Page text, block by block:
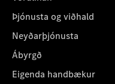
Þjónusta og viðhald
Neyðarþjónusta
Ábyrgð
Eigenda handbækur